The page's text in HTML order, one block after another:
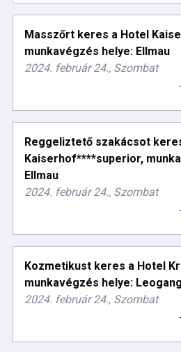
Masszőrt keres a Hotel
munkavégzés helye: Ellmau
2024. február 24., Szombat
Reggeliztető szakácsot
Kaiserhof****superior,
Ellmau
2024. február 24., Szombat
Kozmetikust keres a Hotel
munkavégzés helye: Leogang
2024. február 24., Szombat